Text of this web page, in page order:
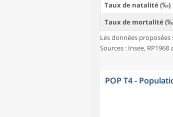
Taux de natalité (‰)
Taux de mortalité
Les données
Sources : Insee,
POP T4 -